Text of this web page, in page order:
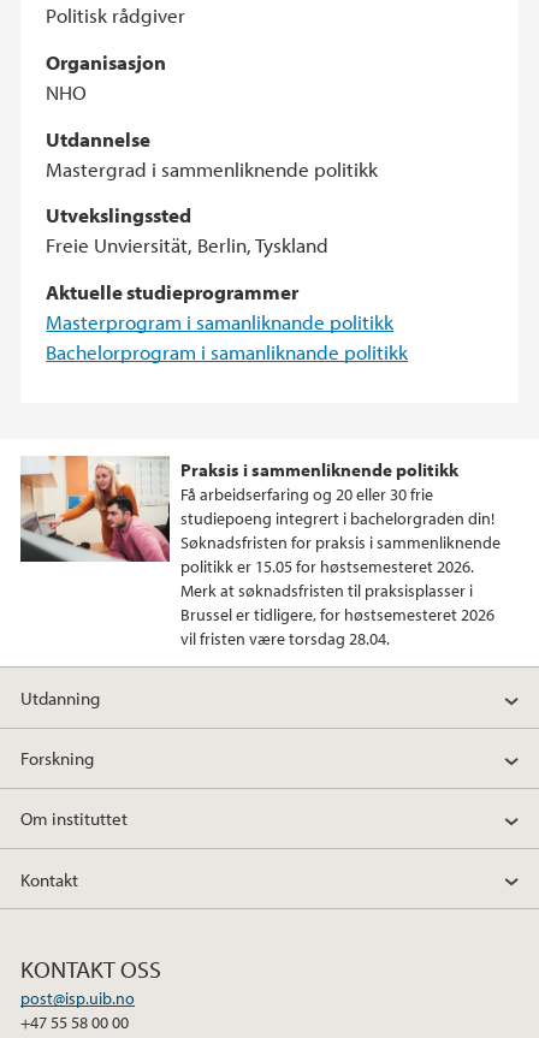
Politisk rådgiver
Organisasjon
NHO
Utdannelse
Mastergrad i sammenliknende politikk
Utvekslingssted
Freie Unviersität, Berlin, Tyskland
Aktuelle studieprogrammer
Masterprogram i samanliknande politikk
Bachelorprogram i samanliknande politikk
Praksis i sammenliknende politikk
Få arbeidserfaring og 20 eller 30 frie
studiepoeng integrert i bachelorgraden din!
Søknadsfristen for praksis i sammenliknende
politikk er 15.05 for høstsemesteret 2026.
Merk at søknadsfristen til praksisplasser i
Brussel er tidligere, for høstsemesteret 2026
vil fristen være torsdag 28.04.
Utdanning
Forskning
Om instituttet
Kontakt
KONTAKT OSS
post@isp.uib.no
+47 55 58 00 00